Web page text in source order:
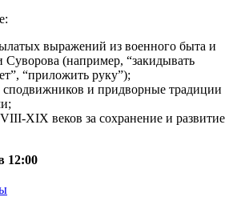
выражений из военного быта и
Суворова (например, “закидывать
“приложить руку”);
и придворные традиции
XIX веков за сохранение и развитие
12:00